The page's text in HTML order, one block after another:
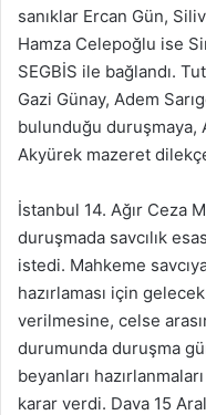
sanıklar Ercan Gün,
Hamza Celepoğlu ise
SEGBİS ile bağlandı.
Gazi Günay, Adem
bulunduğu duruşmaya,
Akyürek mazeret
İstanbul 14. Ağır Ceza
duruşmada savcılık
istedi. Mahkeme
hazırlaması için
verilmesine, celse
durumunda duruşma
beyanları
karar verdi. Dava 15